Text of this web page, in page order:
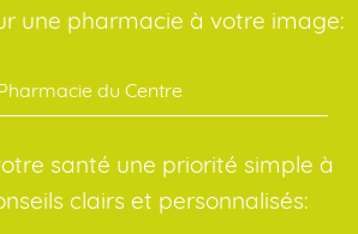
une pharmacie à votre image:
du Centre
santé une priorité simple à
clairs et personnalisés: